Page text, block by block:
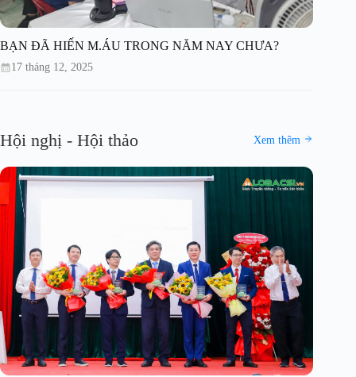
BẠN ĐÃ HIẾN M.ÁU TRONG NĂM NAY CHƯA?
17 tháng 12, 2025
Hội nghị - Hội thảo Xem thêm